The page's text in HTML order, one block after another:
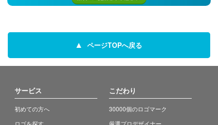
ページTOPへ戻る
サービス
初めての方へ
ロゴを探す
こだわり
30000個のロゴマーク
厳選プロデザイナー